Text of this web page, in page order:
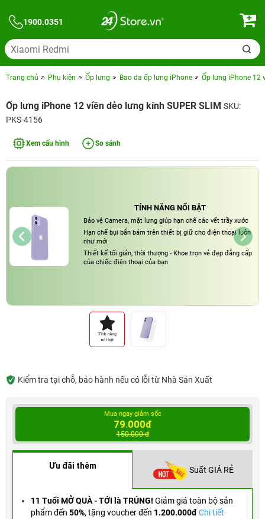
1900.0351
Trang chủ Phụ kiện Ốp lưng Bao da ốp lưng iPhone Ốp lưng iPhone 12
Ốp lưng iPhone 12 viền dẻo lưng kính SUPER SLIM SKU:
PKS-4156
Xem cấu hình So sánh
TÍNH NĂNG NỔI BẬT
Bảo vệ Camera, mặt lưng giúp hạn chế các vết trầy xước
Hạn chế bụi bẩn bám trên thiết bị giữ cho điện thoại luôn
như mới
Thiết kế tối giản, thời thượng - Khoe trọn vẻ đẹp đẳng cấp
của chiếc điện thoại của bạn
Kiểm tra tại chỗ, bảo hành nếu có lỗi từ Nhà Sản Xuất
Mua ngay giảm sốc
79.000đ
150.000 đ
Ưu đãi thêm Suất GIÁ RẺ
11 Tuổi MỞ QUÀ - TỚI là TRÚNG! Giảm giá toàn bộ sản
phẩm đến 50%, tặng voucher đến 1.200.000đChi tiết